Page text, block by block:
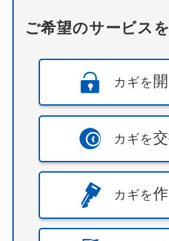
ご希望のサービス
カギを
カギを
カギを